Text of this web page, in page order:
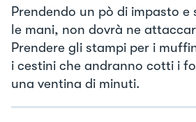
Prendendo un pò di impasto
le mani, non dovrà ne
Prendere gli stampi per i
i cestini che andranno cotti i
una ventina di minuti.